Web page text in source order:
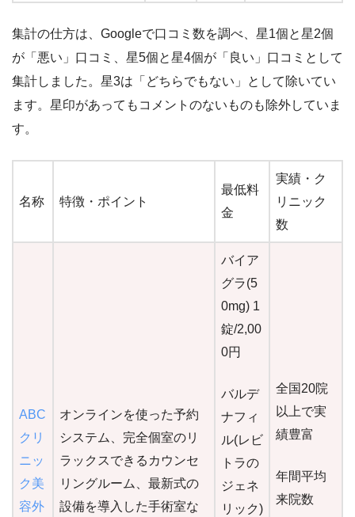
集計の仕方は、Googleで口コミ数を調べ、星1個と星2個
が「悪い」口コミ、星5個と星4個が「良い」口コミとして
集計しました。星3は「どちらでもない」として除いてい
ます。星印があってもコメントのないものも除外していま
す。
名称 特徴・ポイント
最低料
金
実績・ク
リニック
数
ABC
クリ
ニッ
ク美
容外
オンラインを使った予約
システム、完全個室のリ
ラックスできるカウンセ
リングルーム、最新式の
設備を導入した手術室な
バイア
グラ(5
0mg) 1
錠/2,00
0円
バルデ
ナフィ
ル(レビ
トラの
ジェネ
リック)
全国20院
以上で実
績豊富
年間平均
来院数